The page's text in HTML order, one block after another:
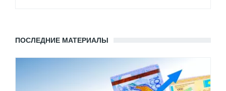
ПОСЛЕДНИЕ МАТЕРИАЛЫ